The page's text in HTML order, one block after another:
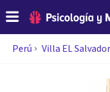
Perú Villa EL Salvador